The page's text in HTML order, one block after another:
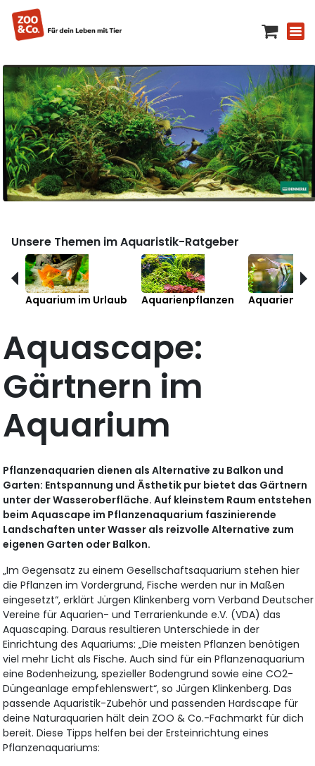
Unsere Themen im Aquaristik-Ratgeber
Aquarium im Urlaub Aquarienpflanzen
Aquascape:
Gärtnern im
Aquarium
Pflanzenaquarien dienen als Alternative zu Balkon und
Garten: Entspannung und Ästhetik pur bietet das Gärtnern
unter der Wasseroberfläche. Auf kleinstem Raum entstehen
beim Aquascape im Pflanzenaquarium faszinierende
Landschaften unter Wasser als reizvolle Alternative zum
eigenen Garten oder Balkon.
„Im Gegensatz zu einem Gesellschaftsaquarium stehen hier
die Pflanzen im Vordergrund, Fische werden nur in Maßen
eingesetzt“, erklärt Jürgen Klinkenberg vom Verband Deutscher
Vereine für Aquarien- und Terrarienkunde e.V. (VDA) das
Aquascaping. Daraus resultieren Unterschiede in der
Einrichtung des Aquariums: „Die meisten Pflanzen benötigen
viel mehr Licht als Fische. Auch sind für ein Pflanzenaquarium
eine Bodenheizung, spezieller Bodengrund sowie eine CO2-
Düngeanlage empfehlenswert“, so Jürgen Klinkenberg. Das
passende Aquaristik-Zubehör und passenden Hardscape für
deine Naturaquarien hält dein ZOO & Co.-Fachmarkt für dich
bereit. Diese Tipps helfen bei der Ersteinrichtung eines
Pflanzenaquariums: